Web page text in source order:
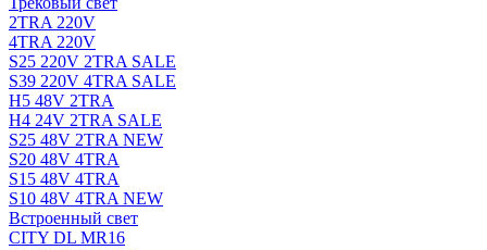
2TRA 220V
4TRA 220V
S25 220V 2TRA SALE
S39 220V 4TRA SALE
H5 48V 2TRA
H4 24V 2TRA SALE
S25 48V 2TRA NEW
S20 48V 4TRA
S15 48V 4TRA
S10 48V 4TRA NEW
Встроенный свет
CITY DL MR16